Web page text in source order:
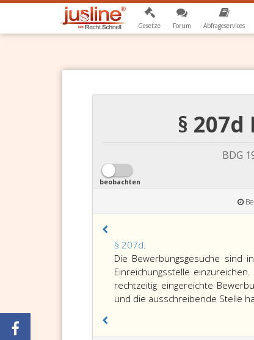
Gesetze Forum Abfrageservices
§
BDG
beobachten
§ 207d.
207
d,
Die Bewerbungsgesuche sind
Einreichungsstelle
rechtzeitig eingereichte
und die ausschreibende Stelle